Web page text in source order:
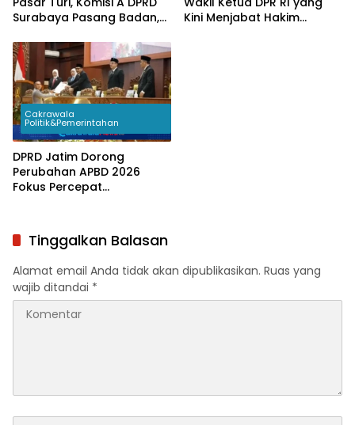
Surabaya Pasang Badan,
Penertiban
Kini Menjabat Hakim
Cakrawala
Politik&Pemerintahan
DPRD Jatim Dorong
Perubahan APBD 2026
Fokus Percepat
Tinggalkan Balasan
Alamat email Anda tidak akan dipublikasikan. Ruas yang
wajib ditandai *